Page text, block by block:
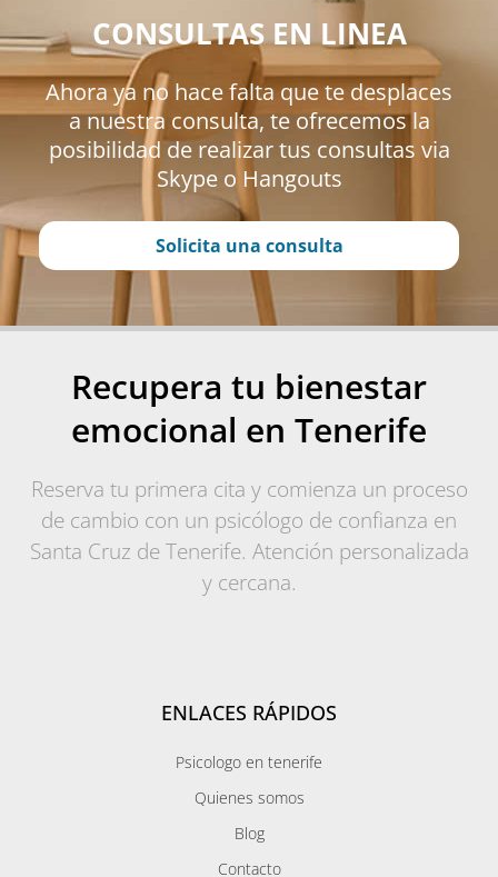
CONSULTAS EN LINEA
Ahora ya no hace falta que te desplaces
a nuestra consulta, te ofrecemos la
posibilidad de realizar tus consultas via
Skype o Hangouts
Solicita una consulta
Recupera tu bienestar
emocional en Tenerife
Reserva tu primera cita y comienza un proceso
de cambio con un psicólogo de confianza en
Santa Cruz de Tenerife. Atención personalizada
y cercana.
ENLACES RÁPIDOS
Psicologo en tenerife
Quienes somos
Blog
Contacto